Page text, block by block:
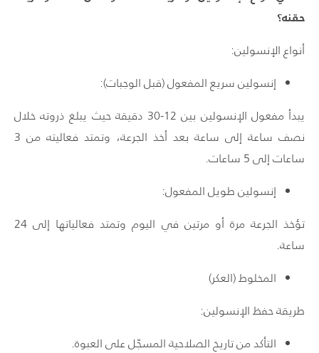
حقنه؟
أنواع الإنسولين:
إنسولين سريع المفعول (قبل الوجبات):
يبدأ مفعول الإنسولين بين 12-30 دقيقة حيث يبلغ ذروته خلال
نصف ساعة إلى ساعة بعد أخذ الجرعة، وتمتد فعاليته من 3
ساعات إلى 5 ساعات.
إنسولين طويل المفعول:
تؤخذ الجرعة مرة أو مرتين في اليوم وتمتد فعالياتها إلى 24
ساعة.
المخلوط (العكر)
طريقة حفظ الإنسولين:
التأكد من تاريخ الصلاحية المسجّل على العبوة.